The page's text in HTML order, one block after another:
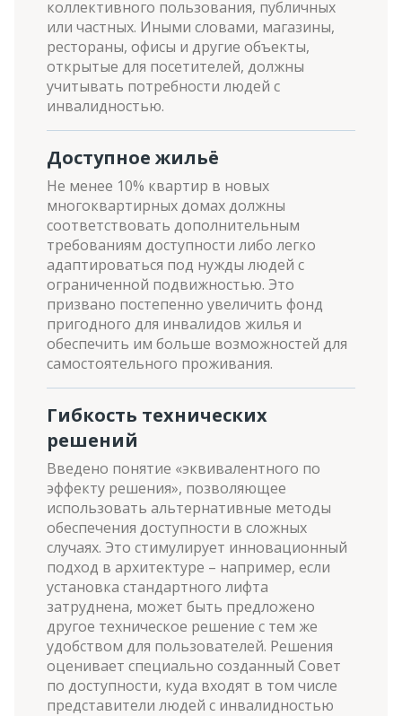
коллективного пользования, публичных
или частных. Иными словами, магазины,
рестораны, офисы и другие объекты,
открытые для посетителей, должны
учитывать потребности людей с
инвалидностью.
Доступное жильё
Не менее 10% квартир в новых
многоквартирных домах должны
соответствовать дополнительным
требованиям доступности либо легко
адаптироваться под нужды людей с
ограниченной подвижностью. Это
призвано постепенно увеличить фонд
пригодного для инвалидов жилья и
обеспечить им больше возможностей для
самостоятельного проживания.
Гибкость технических
решений
Введено понятие «эквивалентного по
эффекту решения», позволяющее
использовать альтернативные методы
обеспечения доступности в сложных
случаях. Это стимулирует инновационный
подход в архитектуре – например, если
установка стандартного лифта
затруднена, может быть предложено
другое техническое решение с тем же
удобством для пользователей. Решения
оценивает специально созданный Совет
по доступности, куда входят в том числе
представители людей с инвалидностью